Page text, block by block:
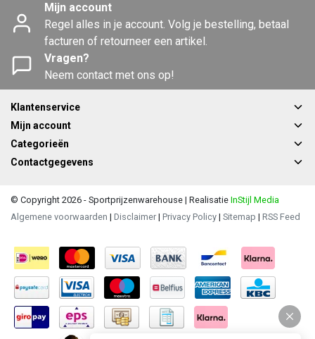
Mijn account
Regel alles in je account. Volg je bestelling, betaal
facturen of retourneer een artikel.
Vragen?
Neem contact met ons op!
Klantenservice
Mijn account
Categorieën
Contactgegevens
© Copyright 2026 - Sportprijzenwarehouse | Realisatie InStijl Media
Algemene voorwaarden | Disclaimer | Privacy Policy | Sitemap | RSS Feed